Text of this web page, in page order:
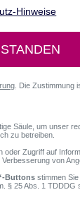
Medizin und
medizinische
Ihr
an der Ludwig-
Präzision und
Rundfunk (BR),
sie Chef-
Gesundheit und